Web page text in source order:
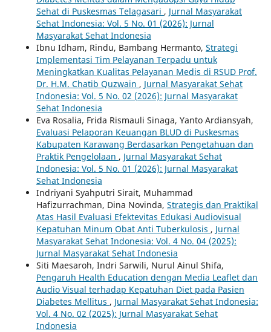
Sehat di Puskesmas Telagasari , Jurnal Masyarakat
Sehat Indonesia: Vol. 5 No. 01 (2026): Jurnal
Masyarakat Sehat Indonesia
Ibnu Idham, Rindu, Bambang Hermanto, Strategi
Implementasi Tim Pelayanan Terpadu untuk
Meningkatkan Kualitas Pelayanan Medis di RSUD Prof.
Dr. H.M. Chatib Quzwain , Jurnal Masyarakat Sehat
Indonesia: Vol. 5 No. 02 (2026): Jurnal Masyarakat
Sehat Indonesia
Eva Rosalia, Frida Rismauli Sinaga, Yanto Ardiansyah,
Evaluasi Pelaporan Keuangan BLUD di Puskesmas
Kabupaten Karawang Berdasarkan Pengetahuan dan
Praktik Pengelolaan , Jurnal Masyarakat Sehat
Indonesia: Vol. 5 No. 01 (2026): Jurnal Masyarakat
Sehat Indonesia
Indriyani Syahputri Sirait, Muhammad
Hafizurrachman, Dina Novinda, Strategis dan Praktikal
Atas Hasil Evaluasi Efektevitas Edukasi Audiovisual
Kepatuhan Minum Obat Anti Tuberkulosis , Jurnal
Masyarakat Sehat Indonesia: Vol. 4 No. 04 (2025):
Jurnal Masyarakat Sehat Indonesia
Siti Maesaroh, Indri Sarwili, Nurul Ainul Shifa,
Pengaruh Health Education dengan Media Leaflet dan
Audio Visual terhadap Kepatuhan Diet pada Pasien
Diabetes Mellitus , Jurnal Masyarakat Sehat Indonesia:
Vol. 4 No. 02 (2025): Jurnal Masyarakat Sehat
Indonesia